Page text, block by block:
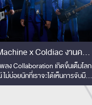
x Coldiac งานคอล
มพรมแดนสุดอบอุ่น กับ
ทางดนตรี “ไทย–
นีเซีย” ผ่านเพลง “ Beautiful
ลง Collaboration เกิดขึ้นเต็มโลก
ไม่บ่อยนักที่เราจะได้เห็นการจับมือ
“มิตรภาพ” บวกเข้ากับ “เคมีทาง